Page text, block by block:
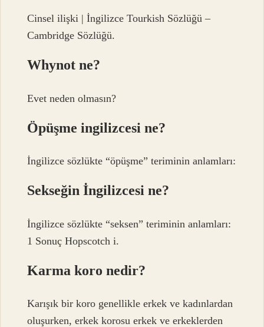
Cinsel ilişki | İngilizce Tourkish Sözlüğü –
Cambridge Sözlüğü.
Whynot ne?
Evet neden olmasın?
Öpüşme ingilizcesi ne?
İngilizce sözlükte “öpüşme” teriminin anlamları:
Sekseğin İngilizcesi ne?
İngilizce sözlükte “seksen” teriminin anlamları:
1 Sonuç Hopscotch i.
Karma koro nedir?
Karışık bir koro genellikle erkek ve kadınlardan
oluşurken, erkek korosu erkek ve erkeklerden